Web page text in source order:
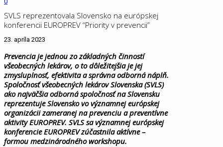
SVLS reprezentovala Slovensko na európskej
konferencii EUROPREV “Priority v prevencii”
23. apríla 2023
Prevencia je jednou zo základných činností
všeobecných lekárov, o to dôležitejšia je jej
zmysluplnosť, efektivita a správna odborná náplň.
Spoločnosť všeobecných lekárov Slovenska (SVLS)
ako najväčšia odborná spoločnosť na Slovensku
reprezentuje Slovensko vo významnej európskej
organizácii zameranej na prevenciu a preventívne
aktivity EUROPREV. SVLS sa významnej európskej
konferencie EUROPREV zúčastnila aktívne –
formou medzinárodného workshopu.